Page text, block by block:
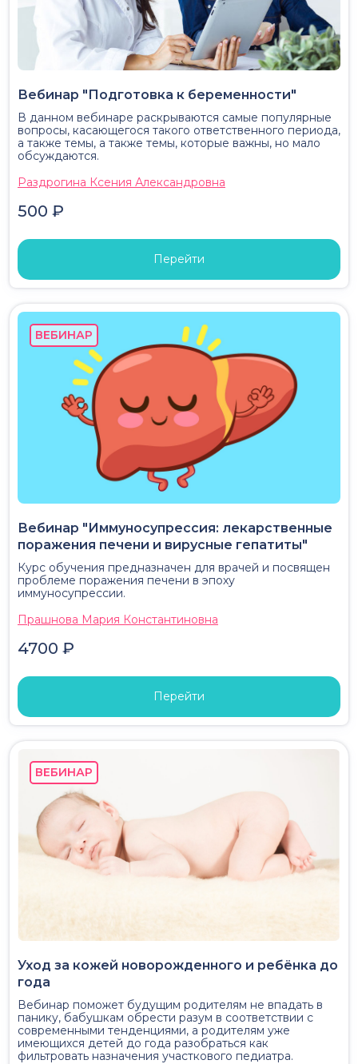
Вебинар "Подготовка к беременности"
В данном вебинаре раскрываются самые популярные
вопросы, касающегося такого ответственного периода,
а также темы, а также темы, которые важны, но мало
обсуждаются.
Раздрогина Ксения Александровна
500 ₽
Перейти
ВЕБИНАР
Вебинар "Иммуносупрессия: лекарственные
поражения печени и вирусные гепатиты"
Курс обучения предназначен для врачей и посвящен
проблеме поражения печени в эпоху
иммуносупрессии.
Прашнова Мария Константиновна
4700 ₽
Перейти
ВЕБИНАР
Уход за кожей новорожденного и ребёнка до
года
Вебинар поможет будущим родителям не впадать в
панику, бабушкам обрести разум в соответствии с
современными тенденциями, а родителям уже
имеющихся детей до года разобраться как
фильтровать назначения участкового педиатра.